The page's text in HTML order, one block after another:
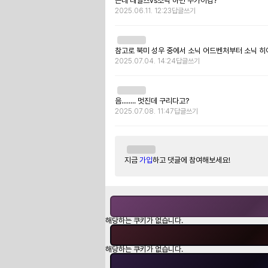
2025.06.11. 12:23답글쓰기
참고로 북미 성우 중에서 소닉 어드벤처부터 소닉
2025.07.04. 14:24답글쓰기
음........ 멋진데 구리다고?
2025.07.08. 11:47답글쓰기
지금 가입하고 댓글에 참여해보세요!
해당하는 쿠키가 없습니다.
해당하는 쿠키가 없습니다.